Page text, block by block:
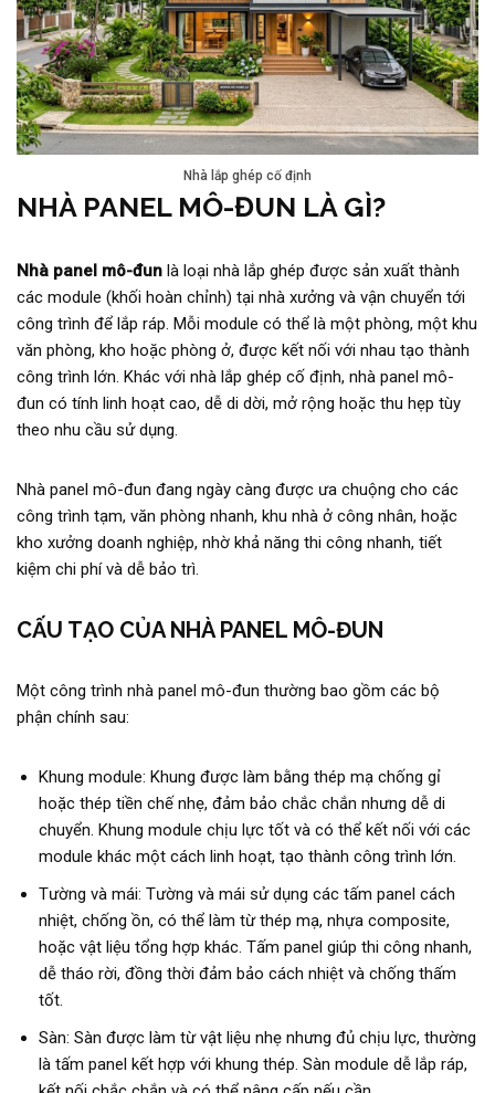
Nhà lắp ghép cố định
NHÀ PANEL MÔ-ĐUN LÀ GÌ?
Nhà panel mô-đun là loại nhà lắp ghép được sản xuất thành
các module (khối hoàn chỉnh) tại nhà xưởng và vận chuyển tới
công trình để lắp ráp. Mỗi module có thể là một phòng, một khu
văn phòng, kho hoặc phòng ở, được kết nối với nhau tạo thành
công trình lớn. Khác với nhà lắp ghép cố định, nhà panel mô-
đun có tính linh hoạt cao, dễ di dời, mở rộng hoặc thu hẹp tùy
theo nhu cầu sử dụng.
Nhà panel mô-đun đang ngày càng được ưa chuộng cho các
công trình tạm, văn phòng nhanh, khu nhà ở công nhân, hoặc
kho xưởng doanh nghiệp, nhờ khả năng thi công nhanh, tiết
kiệm chi phí và dễ bảo trì.
CẤU TẠO CỦA NHÀ PANEL MÔ-ĐUN
Một công trình nhà panel mô-đun thường bao gồm các bộ
phận chính sau:
Khung module: Khung được làm bằng thép mạ chống gỉ
hoặc thép tiền chế nhẹ, đảm bảo chắc chắn nhưng dễ di
chuyển. Khung module chịu lực tốt và có thể kết nối với các
module khác một cách linh hoạt, tạo thành công trình lớn.
Tường và mái: Tường và mái sử dụng các tấm panel cách
nhiệt, chống ồn, có thể làm từ thép mạ, nhựa composite,
hoặc vật liệu tổng hợp khác. Tấm panel giúp thi công nhanh,
dễ tháo rời, đồng thời đảm bảo cách nhiệt và chống thấm
tốt.
Sàn: Sàn được làm từ vật liệu nhẹ nhưng đủ chịu lực, thường
là tấm panel kết hợp với khung thép. Sàn module dễ lắp ráp,